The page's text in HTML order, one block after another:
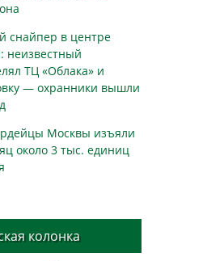
снайпер в центре
неизвестный
ТЦ «Облака» и
— охранники вышли
Москвы изъяли
около 3 тыс. единиц
колонка